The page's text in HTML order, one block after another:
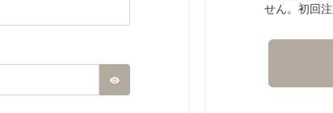
せん。初回